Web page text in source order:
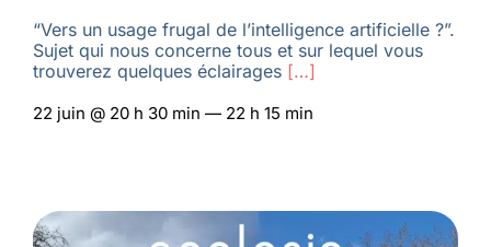
“Vers un usage frugal de l’intelligence artificielle ?”.
Sujet qui nous concerne tous et sur lequel vous
trouverez quelques éclairages[…]
22 juin @ 20 h 30 min — 22 h 15 min